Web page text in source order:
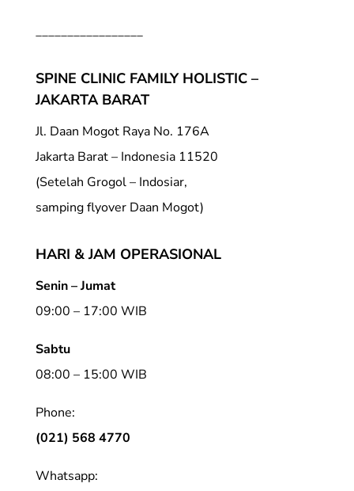
_________________
SPINE CLINIC FAMILY HOLISTIC –
JAKARTA BARAT
Jl. Daan Mogot Raya No. 176A
Jakarta Barat – Indonesia 11520
(Setelah Grogol – Indosiar,
samping flyover Daan Mogot)
HARI & JAM OPERASIONAL
Senin – Jumat
09:00 – 17:00 WIB
Sabtu
08:00 – 15:00 WIB
Phone:
(021) 568 4770
Whatsapp: